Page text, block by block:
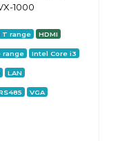
1000
T range HDMI
range Intel Core i3
LAN
VGA